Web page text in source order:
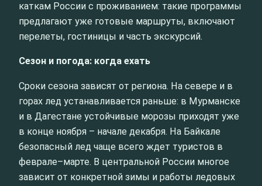
каткам России с проживанием: такие программы
предлагают уже готовые маршруты, включают
перелеты, гостиницы и часть экскурсий.
Сезон и погода: когда ехать
Сроки сезона зависят от региона. На севере и в
горах лед устанавливается раньше: в Мурманске
и в Дагестане устойчивые морозы приходят уже
в конце ноября – начале декабря. На Байкале
безопасный лед чаще всего ждет туристов в
феврале–марте. В центральной России многое
зависит от конкретной зимы и работы ледовых